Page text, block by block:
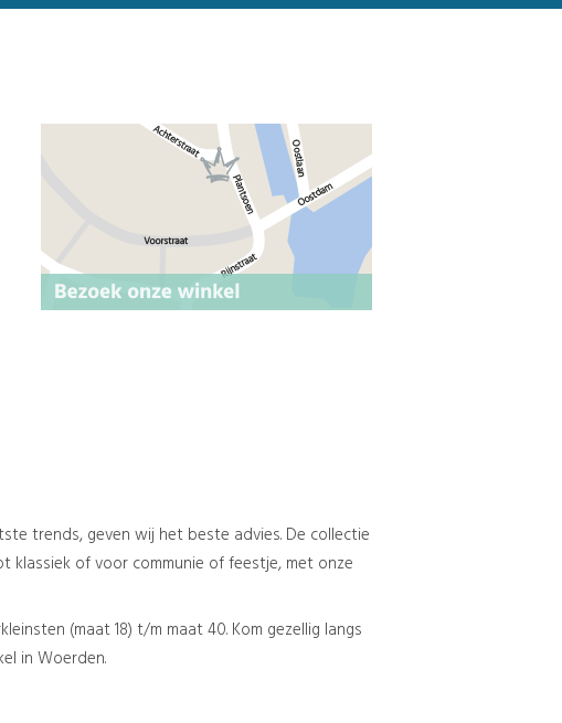
trends, geven wij het beste advies. De collectie
klassiek of voor communie of feestje, met onze
(maat 18) t/m maat 40. Kom gezellig langs
in Woerden.